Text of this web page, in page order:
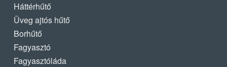
Háttérhűtő
Üveg ajtós hűtő
Borhűtő
Fagyasztó
Fagyasztóláda